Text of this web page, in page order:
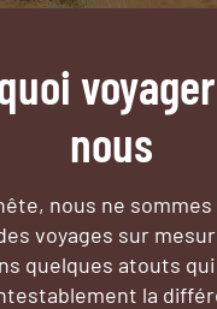
nous
nous ne sommes
voyages sur
quelques atouts
la